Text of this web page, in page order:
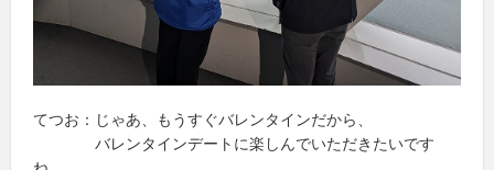
てつお：じゃあ、もうすぐバレンタインだから、
バレンタインデートに楽しんでいただきたいです